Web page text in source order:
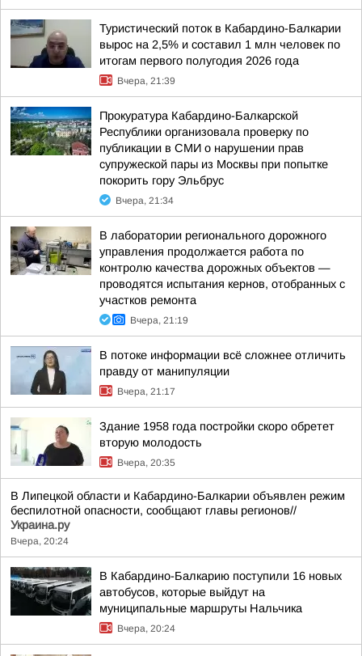
Туристический поток в Кабардино-Балкарии
вырос на 2,5% и составил 1 млн человек по
итогам первого полугодия 2026 года
Вчера, 21:39
Прокуратура Кабардино-Балкарской
Республики организовала проверку по
публикации в СМИ о нарушении прав
супружеской пары из Москвы при попытке
покорить гору Эльбрус
Вчера, 21:34
В лаборатории регионального дорожного
управления продолжается работа по
контролю качества дорожных объектов —
проводятся испытания кернов, отобранных с
участков ремонта
Вчера, 21:19
В потоке информации всё сложнее отличить
правду от манипуляции
Вчера, 21:17
Здание 1958 года постройки скоро обретет
вторую молодость
Вчера, 20:35
В Липецкой области и Кабардино-Балкарии объявлен режим
беспилотной опасности, сообщают главы регионов//
Украина.ру
Вчера, 20:24
В Кабардино-Балкарию поступили 16 новых
автобусов, которые выйдут на
муниципальные маршруты Нальчика
Вчера, 20:24